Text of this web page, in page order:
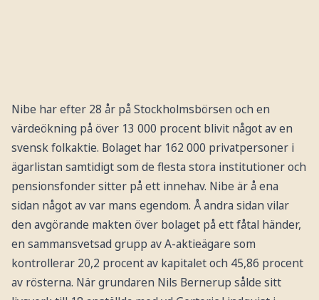
Nibe har efter 28 år på Stockholmsbörsen och en
värdeökning på över 13 000 procent blivit något av en
svensk folkaktie. Bolaget har 162 000 privatpersoner i
ägarlistan samtidigt som de flesta stora institutioner och
pensionsfonder sitter på ett innehav. Nibe är å ena
sidan något av var mans egendom. Å andra sidan vilar
den avgörande makten över bolaget på ett fåtal händer,
en sammansvetsad grupp av A-aktieägare som
kontrollerar 20,2 procent av kapitalet och 45,86 procent
av rösterna. När grundaren Nils Bernerup sålde sitt